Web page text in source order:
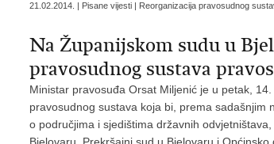
21.02.2014. | Pisane vijesti | Reorganizacija pravosudnog
Na Županijskom sudu u
pravosudnog sustava
Ministar pravosuđa Orsat Miljenić je u petak,
pravosudnog sustava koja bi, prema sadašnjim
o područjima i sjedištima državnih